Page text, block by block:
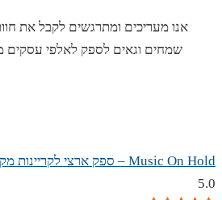
אנו מעריכים ומתרגשים לקבל את
שמחים וגאים לספק לאלפי עסקים
Music On Hold – ספק ארצי לקריינות מקצועית
5.0